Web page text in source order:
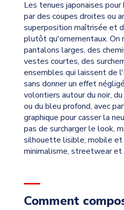
Les tenues japonaises
par des coupes droites ou
superposition maîtrisée et
plutôt qu'ornementaux. On
pantalons larges, des
vestes courtes, des
ensembles qui laissent de
sans donner un effet
volontiers autour du noir,
ou du bleu profond, avec
graphique pour casser la
pas de surcharger le look,
silhouette lisible, mobile et
minimalisme, streetwear et
Comment